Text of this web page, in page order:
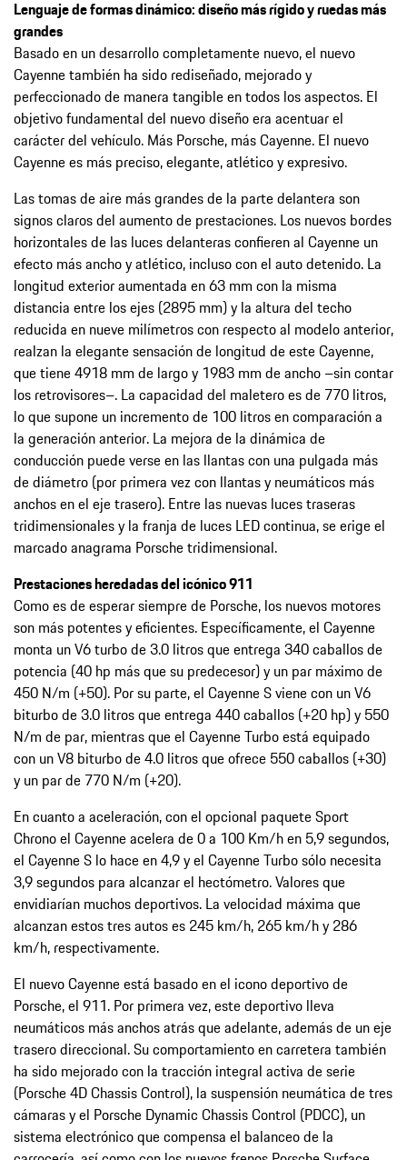
Lenguaje de formas dinámico: diseño más rígido y ruedas más
grandes
Basado en un desarrollo completamente nuevo, el nuevo
Cayenne también ha sido rediseñado, mejorado y
perfeccionado de manera tangible en todos los aspectos. El
objetivo fundamental del nuevo diseño era acentuar el
carácter del vehículo. Más Porsche, más Cayenne. El nuevo
Cayenne es más preciso, elegante, atlético y expresivo.
Las tomas de aire más grandes de la parte delantera son
signos claros del aumento de prestaciones. Los nuevos bordes
horizontales de las luces delanteras confieren al Cayenne un
efecto más ancho y atlético, incluso con el auto detenido. La
longitud exterior aumentada en 63 mm con la misma
distancia entre los ejes (2895 mm) y la altura del techo
reducida en nueve milímetros con respecto al modelo anterior,
realzan la elegante sensación de longitud de este Cayenne,
que tiene 4918 mm de largo y 1983 mm de ancho –sin contar
los retrovisores–. La capacidad del maletero es de 770 litros,
lo que supone un incremento de 100 litros en comparación a
la generación anterior. La mejora de la dinámica de
conducción puede verse en las llantas con una pulgada más
de diámetro (por primera vez con llantas y neumáticos más
anchos en el eje trasero). Entre las nuevas luces traseras
tridimensionales y la franja de luces LED continua, se erige el
marcado anagrama Porsche tridimensional.
Prestaciones heredadas del icónico 911
Como es de esperar siempre de Porsche, los nuevos motores
son más potentes y eficientes. Específicamente, el Cayenne
monta un V6 turbo de 3.0 litros que entrega 340 caballos de
potencia (40 hp más que su predecesor) y un par máximo de
450 N/m (+50). Por su parte, el Cayenne S viene con un V6
biturbo de 3.0 litros que entrega 440 caballos (+20 hp) y 550
N/m de par, mientras que el Cayenne Turbo está equipado
con un V8 biturbo de 4.0 litros que ofrece 550 caballos (+30)
y un par de 770 N/m (+20).
En cuanto a aceleración, con el opcional paquete Sport
Chrono el Cayenne acelera de 0 a 100 Km/h en 5,9 segundos,
el Cayenne S lo hace en 4,9 y el Cayenne Turbo sólo necesita
3,9 segundos para alcanzar el hectómetro. Valores que
envidiarían muchos deportivos. La velocidad máxima que
alcanzan estos tres autos es 245 km/h, 265 km/h y 286
km/h, respectivamente.
El nuevo Cayenne está basado en el icono deportivo de
Porsche, el 911. Por primera vez, este deportivo lleva
neumáticos más anchos atrás que adelante, además de un eje
trasero direccional. Su comportamiento en carretera también
ha sido mejorado con la tracción integral activa de serie
(Porsche 4D Chassis Control), la suspensión neumática de tres
cámaras y el Porsche Dynamic Chassis Control (PDCC), un
sistema electrónico que compensa el balanceo de la